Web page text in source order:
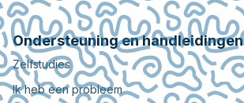
Ondersteuning en handleidingen
Zelfstudies
Ik heb een probleem